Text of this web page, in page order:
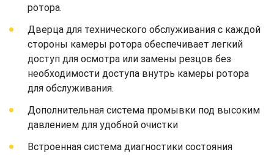
ротора.
Дверца для технического обслуживания с каждой
стороны камеры ротора обеспечивает легкий
доступ для осмотра или замены резцов без
необходимости доступа внутрь камеры ротора
для обслуживания.
Дополнительная система промывки под высоким
давлением для удобной очистки
Встроенная система диагностики состояния